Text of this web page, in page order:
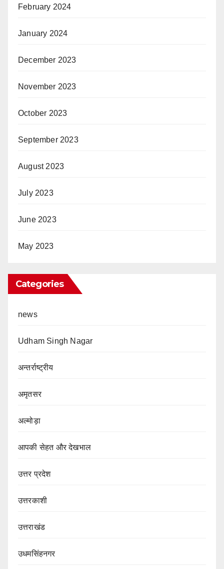
February 2024
January 2024
December 2023
November 2023
October 2023
September 2023
August 2023
July 2023
June 2023
May 2023
Categories
news
Udham Singh Nagar
अन्तर्राष्ट्रीय
अमृतसर
अल्मोड़ा
आपकी सेहत और देखभाल
उत्तर प्रदेश
उत्तरकाशी
उत्तराखंड
उधमसिंहनगर